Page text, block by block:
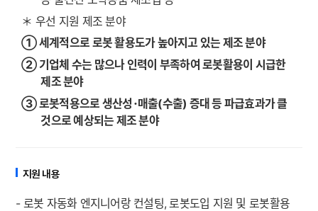
＊ 우선 지원 제조 분야
①세계적으로 로봇 활용도가 높아지고 있는 제조 분야
② 기업체 수는 많으나 인력이 부족하여 로봇활용이 시급한
제조 분야
③로봇적용으로 생산성 ･매출(수출) 증대 등 파급효과가 클
것으로예상되는 제조 분야
지원 내용
- 로봇 자동화 엔지니어랑 컨설팅, 로봇도입 지원 및 로봇활용